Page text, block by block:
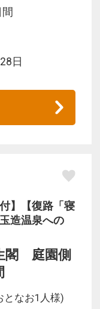
間
日
】【復路「寝
造温泉への
閣 庭園側
となお1人様)